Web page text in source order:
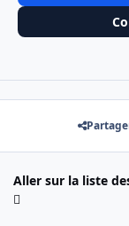
Aller sur la liste